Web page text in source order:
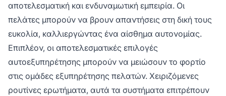
αποτελεσματική και ενδυναμωτική εμπειρία. Οι
πελάτες μπορούν να βρουν απαντήσεις στη δική τους
ευκολία, καλλιεργώντας ένα αίσθημα αυτονομίας.
Επιπλέον, οι αποτελεσματικές επιλογές
αυτοεξυπηρέτησης μπορούν να μειώσουν το φορτίο
στις ομάδες εξυπηρέτησης πελατών. Χειριζόμενες
ρουτίνες ερωτήματα, αυτά τα συστήματα επιτρέπουν